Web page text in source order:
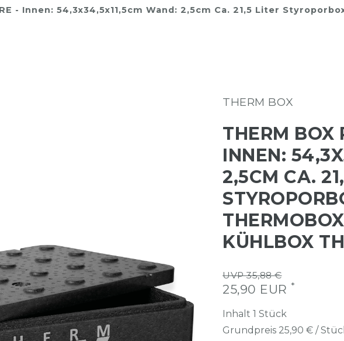
- Innen: 54,3x34,5x11,5cm Wand: 2,5cm Ca. 21,5 Liter
THERM BOX
THERM BOX
INNEN:
2,5CM CA.
KÜHLBOX
UVP 35,88 €
25,90 EUR *
Inhalt 1 Stück
Grundpreis 25,90 € /